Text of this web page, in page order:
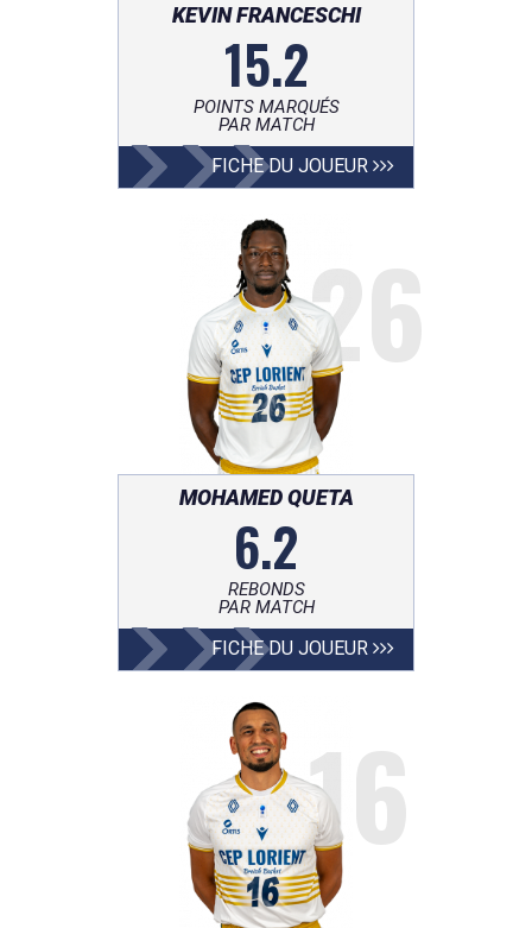
KEVIN FRANCESCHI
15.2
POINTS MARQUÉS
PAR MATCH
FICHE DU JOUEUR
26
MOHAMED QUETA
6.2
REBONDS
PAR MATCH
FICHE DU JOUEUR
16